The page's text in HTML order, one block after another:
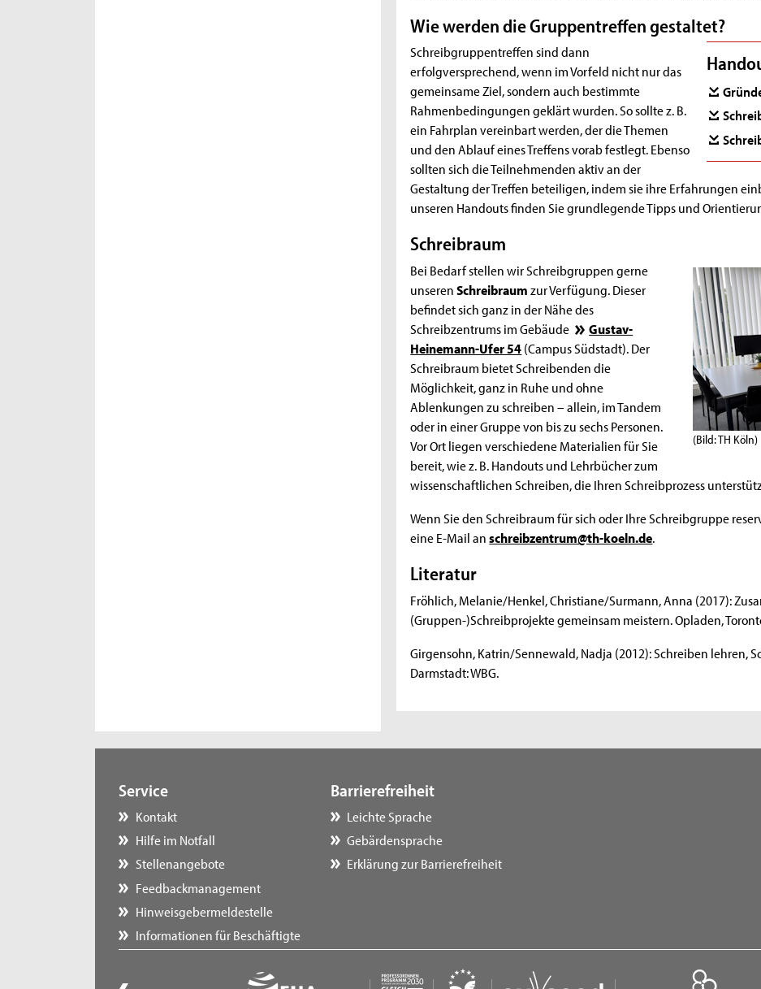
Wie werden die Gruppentreffen gestaltet?
Schreibgruppentreffen sind dann
erfolgversprechend, wenn im Vorfeld nicht nur das
gemeinsame Ziel, sondern auch bestimmte
Rahmenbedingungen geklärt wurden. So sollte z. B.
ein Fahrplan vereinbart werden, der die Themen
und den Ablauf eines Treffens vorab festlegt. Ebenso
sollten sich die Teilnehmenden aktiv an der
Gestaltung der Treffen beteiligen, indem sie ihre Erfahrungen
unseren Handouts finden Sie grundlegende Tipps und
Schreibraum
(Bild: TH Köln)
Bei Bedarf stellen wir Schreibgruppen gerne
unserenSchreibraumzur Verfügung. Dieser
befindet sich ganz in der Nähe des
Schreibzentrums im Gebäude
Gustav-
Heinemann-Ufer 54(Campus Südstadt). Der
Schreibraum bietet Schreibenden die
Möglichkeit, ganz in Ruhe und ohne
Ablenkungen zu schreiben – allein, im Tandem
oder in einer Gruppe von bis zu sechs Personen.
Vor Ort liegen verschiedene Materialien für Sie
bereit, wie z. B.Handoutsund Lehrbücher zum
wissenschaftlichen Schreiben, die Ihren Schreibprozess
Wenn Sie den Schreibraum für sich oder Ihre Schreibgruppe
eineE-Mailanschreibzentrum@th-koeln.de.
Literatur
Fröhlich, Melanie/Henkel, Christiane/Surmann, Anna (2017):
(Gruppen-)Schreibprojekte gemeinsam meistern. Opladen,
Girgensohn, Katrin/Sennewald, Nadja (2012): Schreiben lehren,
Darmstadt: WBG.
Service
Kontakt
Hilfe im Notfall
Stellenangebote
Feedbackmanagement
Hinweisgebermeldestelle
Informationen für Beschäftigte
Barrierefreiheit
Leichte Sprache
Gebärdensprache
Erklärung zur Barrierefreiheit